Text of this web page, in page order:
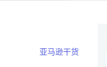
亚马逊干货